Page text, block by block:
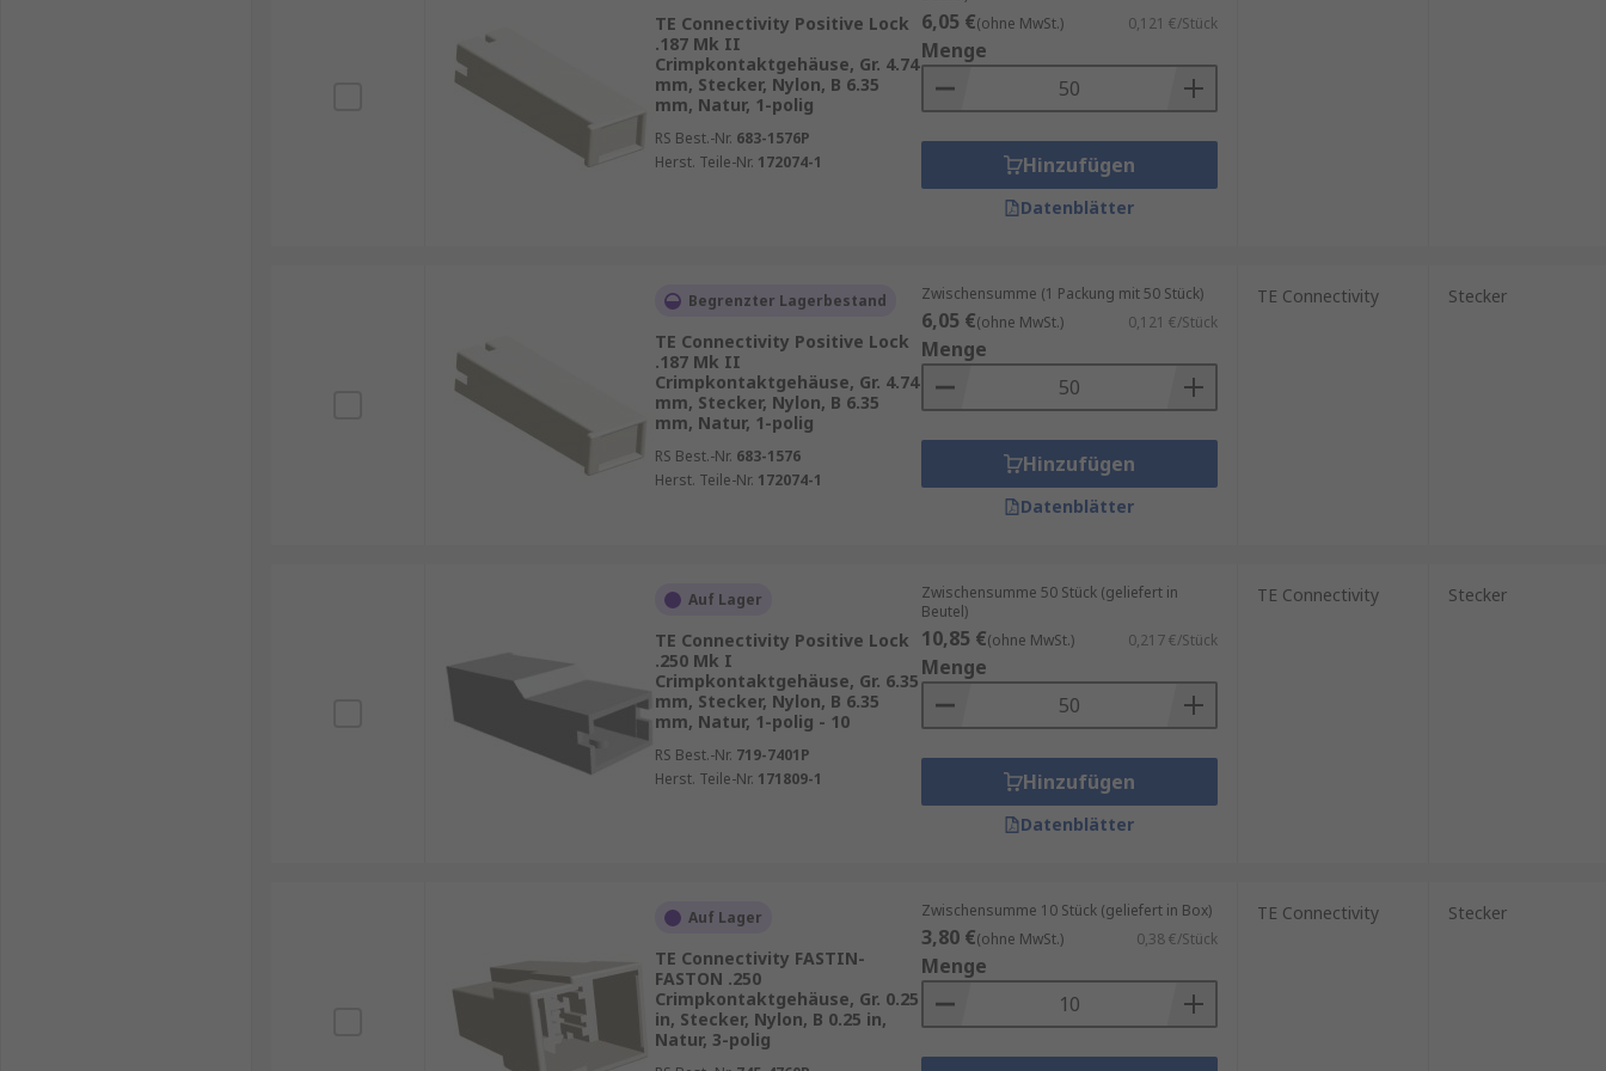
TE Connectivity Positive Lock
.187 Mk II
Crimpkontaktgehäuse, Gr. 4.74
mm, Stecker, Nylon, B 6.35
mm, Natur, 1-polig
RS Best.-Nr. 683-1576P
Herst. Teile-Nr. 172074-1
6,05 €(ohne MwSt.) 0,121 €/Stück
Menge
Hinzufügen
Datenblätter
Begrenzter Lagerbestand
TE Connectivity Positive Lock
.187 Mk II
Crimpkontaktgehäuse, Gr. 4.74
mm, Stecker, Nylon, B 6.35
mm, Natur, 1-polig
RS Best.-Nr. 683-1576
Herst. Teile-Nr. 172074-1
Zwischensumme (1 Packung mit 50 Stück)
6,05 €(ohne MwSt.) 0,121 €/Stück
Menge
Hinzufügen
Datenblätter
TE Connectivity Stecker
Auf Lager
TE Connectivity Positive Lock
.250 Mk I
Crimpkontaktgehäuse, Gr. 6.35
mm, Stecker, Nylon, B 6.35
mm, Natur, 1-polig - 10
RS Best.-Nr. 719-7401P
Herst. Teile-Nr. 171809-1
Zwischensumme 50 Stück (geliefert in
Beutel)
10,85 €(ohne MwSt.) 0,217 €/Stück
Menge
Hinzufügen
Datenblätter
TE Connectivity Stecker
Auf Lager
TE Connectivity FASTIN-
FASTON .250
Crimpkontaktgehäuse, Gr. 0.25
in, Stecker, Nylon, B 0.25 in,
Natur, 3-polig
Zwischensumme 10 Stück (geliefert in Box)
3,80 €(ohne MwSt.) 0,38 €/Stück
Menge
TE Connectivity Stecker